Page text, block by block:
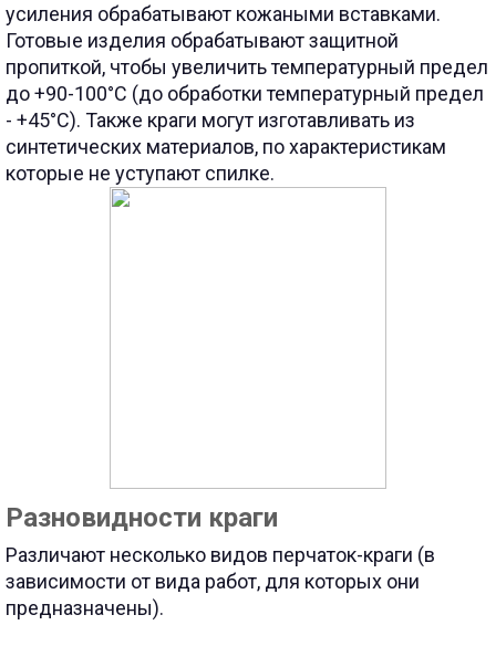
усиления обрабатывают кожаными вставками.
Готовые изделия обрабатывают защитной
пропиткой, чтобы увеличить температурный предел
до +90-100°С (до обработки температурный предел
- +45°С). Также краги могут изготавливать из
синтетических материалов, по характеристикам
которые не уступают спилке.
Разновидности краги
Различают несколько видов перчаток-краги (в
зависимости от вида работ, для которых они
предназначены).